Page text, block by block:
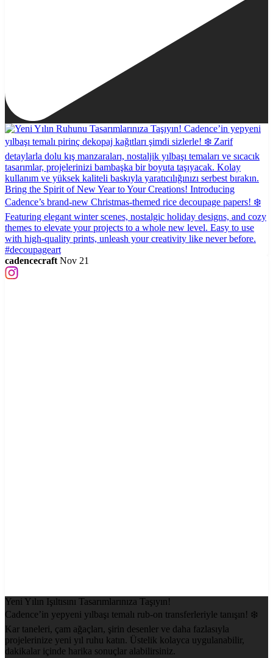
cadencecraft Nov 21
Yeni Yılın Işıltısını Tasarımlarınıza Taşıyın!
Cadence’in yepyeni yılbaşı temalı rub-on transferleriyle tanışın! ❄️
Kar taneleri, çam ağaçları, şirin desenler ve daha fazlasıyla
projelerinize yeni yıl ruhu katın. Üstelik kolayca uygulanabilir,
dakikalar içinde harika sonuçlar alabilirsiniz.